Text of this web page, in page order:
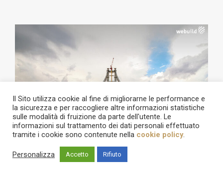
Il Sito utilizza cookie al fine di migliorarne le performance e
la sicurezza e per raccogliere altre informazioni statistiche
sulle modalità di fruizione da parte dell'utente. Le
informazioni sul trattamento dei dati personali effettuato
tramite i cookie sono contenute nella cookie policy.
Personalizza Accetto Rifiuto